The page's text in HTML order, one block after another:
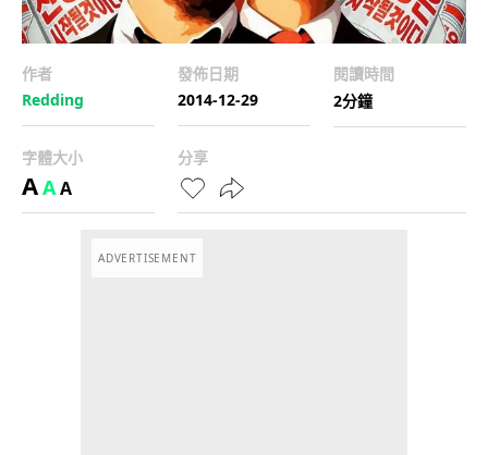
作者
Redding
發佈日期
2014-12-29
閱讀時間
2分鐘
字體大小
AAA
分享
ADVERTISEMENT